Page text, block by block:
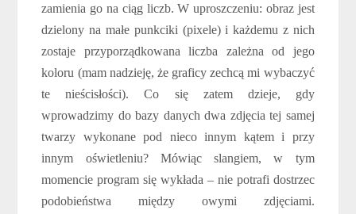
zamienia go na ciąg liczb. W uproszczeniu: obraz jest
dzielony na małe punkciki (pixele) i każdemu z nich
zostaje przyporządkowana liczba zależna od jego
koloru (mam nadzieję, że graficy zechcą mi wybaczyć
te nieścisłości). Co się zatem dzieje, gdy
wprowadzimy do bazy danych dwa zdjęcia tej samej
twarzy wykonane pod nieco innym kątem i przy
innym oświetleniu? Mówiąc slangiem, w tym
momencie program się wykłada – nie potrafi dostrzec
podobieństwa między owymi zdjęciami.